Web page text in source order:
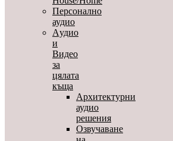
Персонално
аудио
Aудио
и
Видео
за
цялата
къща
Архитектурни
аудио
решения
Озвучаване